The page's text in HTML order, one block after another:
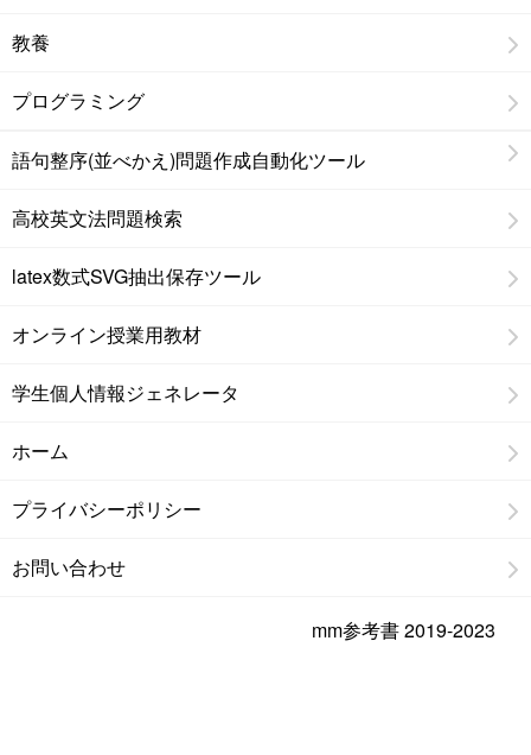
教養
プログラミング
語句整序(並べかえ)問題作成自動化ツール
高校英文法問題検索
latex数式SVG抽出保存ツール
オンライン授業用教材
学生個人情報ジェネレータ
ホーム
プライバシーポリシー
お問い合わせ
mm参考書 2019-2023